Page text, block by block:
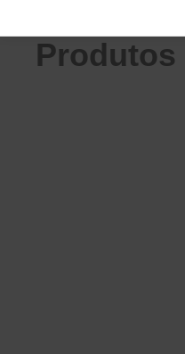
Produtos